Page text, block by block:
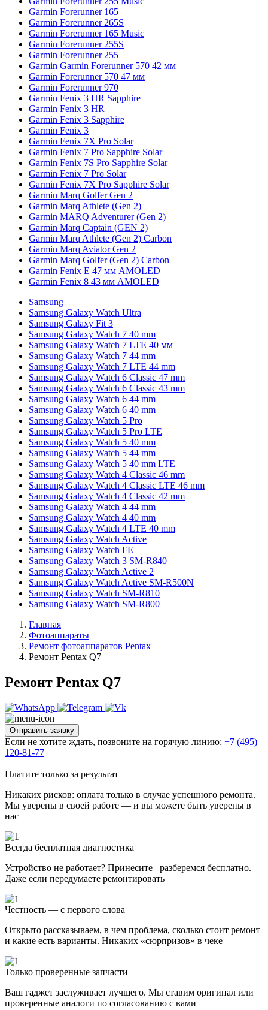
Garmin Forerunner 165
Garmin Forerunner 265S
Garmin Forerunner 165 Music
Garmin Forerunner 255S
Garmin Forerunner 255
Garmin Garmin Forerunner 570 42 мм
Garmin Forerunner 570 47 мм
Garmin Forerunner 970
Garmin Fenix 3 HR Sapphire
Garmin Fenix 3 HR
Garmin Fenix 3 Sapphire
Garmin Fenix 3
Garmin Fenix 7X Pro Solar
Garmin Fenix 7 Pro Sapphire Solar
Garmin Fenix 7S Pro Sapphire Solar
Garmin Fenix 7 Pro Solar
Garmin Fenix 7X Pro Sapphire Solar
Garmin Marq Golfer Gen 2
Garmin Marq Athlete (Gen 2)
Garmin MARQ Adventurer (Gen 2)
Garmin Marq Captain (GEN 2)
Garmin Marq Athlete (Gen 2) Carbon
Garmin Marq Aviator Gen 2
Garmin Marq Golfer (Gen 2) Carbon
Garmin Fenix E 47 мм AMOLED
Garmin Fenix 8 43 мм AMOLED
Samsung
Samsung Galaxy Watch Ultra
Samsung Galaxy Fit 3
Samsung Galaxy Watch 7 40 mm
Samsung Galaxy Watch 7 LTE 40 мм
Samsung Galaxy Watch 7 44 mm
Samsung Galaxy Watch 7 LTE 44 mm
Samsung Galaxy Watch 6 Classic 47 mm
Samsung Galaxy Watch 6 Classic 43 mm
Samsung Galaxy Watch 6 44 mm
Samsung Galaxy Watch 6 40 mm
Samsung Galaxy Watch 5 Pro
Samsung Galaxy Watch 5 Pro LTE
Samsung Galaxy Watch 5 40 mm
Samsung Galaxy Watch 5 44 mm
Samsung Galaxy Watch 5 40 mm LTE
Samsung Galaxy Watch 4 Classic 46 mm
Samsung Galaxy Watch 4 Classic LTE 46 mm
Samsung Galaxy Watch 4 Classic 42 mm
Samsung Galaxy Watch 4 44 mm
Samsung Galaxy Watch 4 40 mm
Samsung Galaxy Watch 4 LTE 40 mm
Samsung Galaxy Watch Active
Samsung Galaxy Watch FE
Samsung Galaxy Watch 3 SM-R840
Samsung Galaxy Watch Active 2
Samsung Galaxy Watch Active SM-R500N
Samsung Galaxy Watch SM-R810
Samsung Galaxy Watch SM-R800
Главная
Фотоаппараты
Ремонт фотоаппаратов Pentax
Ремонт Pentax Q7
Ремонт Pentax Q7
Отправить заявку
Если не хотите ждать, позвоните на горячую линию: +7 (495)
120-81-77
Платите только за результат
Никаких рисков: оплата только в случае успешного ремонта.
Мы уверены в своей работе — и вы можете быть уверены в
нас
Всегда бесплатная диагностика
Устройство не работает? Принесите –разберемся бесплатно.
Даже если передумаете ремонтировать
Честность — с первого слова
Открыто рассказываем, в чем проблема, сколько стоит ремонт
и какие есть варианты. Никаких «сюрпризов» в чеке
Только проверенные запчасти
Ваш гаджет заслуживает лучшего. Мы ставим оригинал или
проверенные аналоги по согласованию с вами